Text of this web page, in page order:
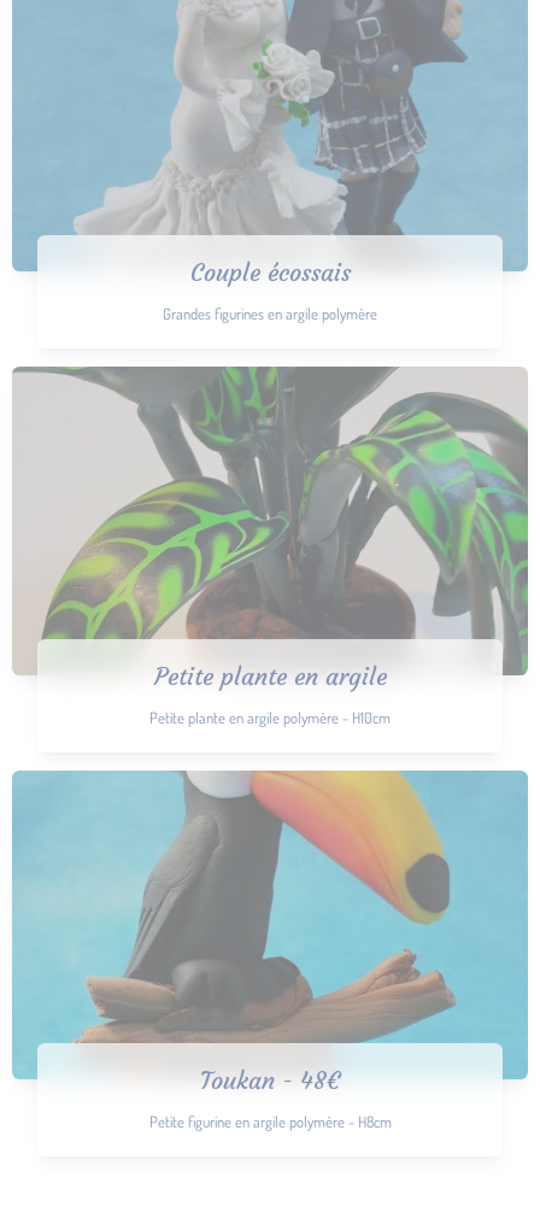
Couple écossais
Grandes figurines en argile polymère
Petite plante en argile
Petite plante en argile polymère - H10cm
Toukan - 48€
Petite figurine en argile polymère - H8cm